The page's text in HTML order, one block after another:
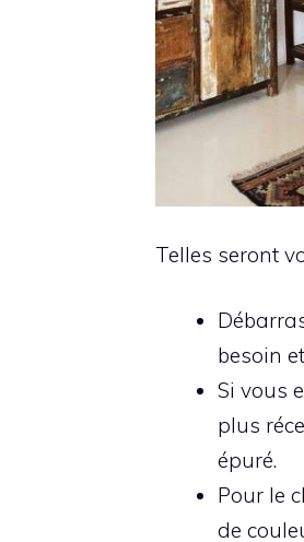
Telles seront
besoin
Si vous
plus
épuré.
Pour le
de